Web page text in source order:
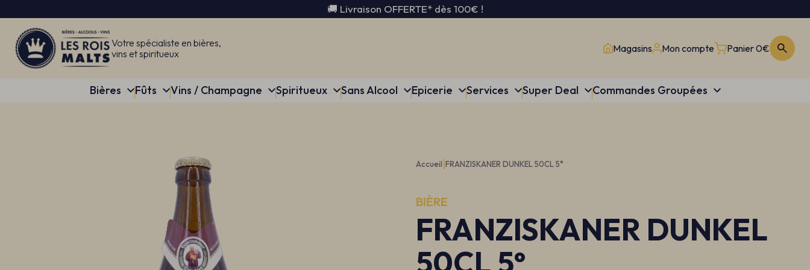
🚚 Livraison OFFERTE* dès 100€ !
Votre spécialiste en bières,
vins et spiritueux
Magasins Mon compte Panier0€
Bières Fûts Vins / Champagne Spiritueux Sans Alcool Epicerie Services Super Deal Commandes Groupées
Accueil FRANZISKANER DUNKEL 50CL 5°
BIÈRE
FRANZISKANER DUNKEL